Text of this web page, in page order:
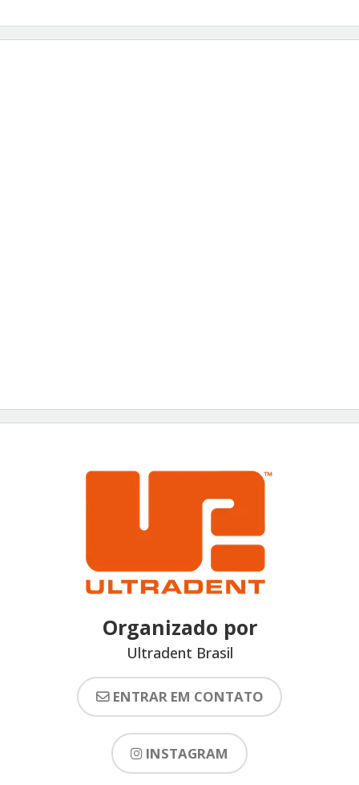
Organizado por
Ultradent Brasil
ENTRAR EM CONTATO
INSTAGRAM